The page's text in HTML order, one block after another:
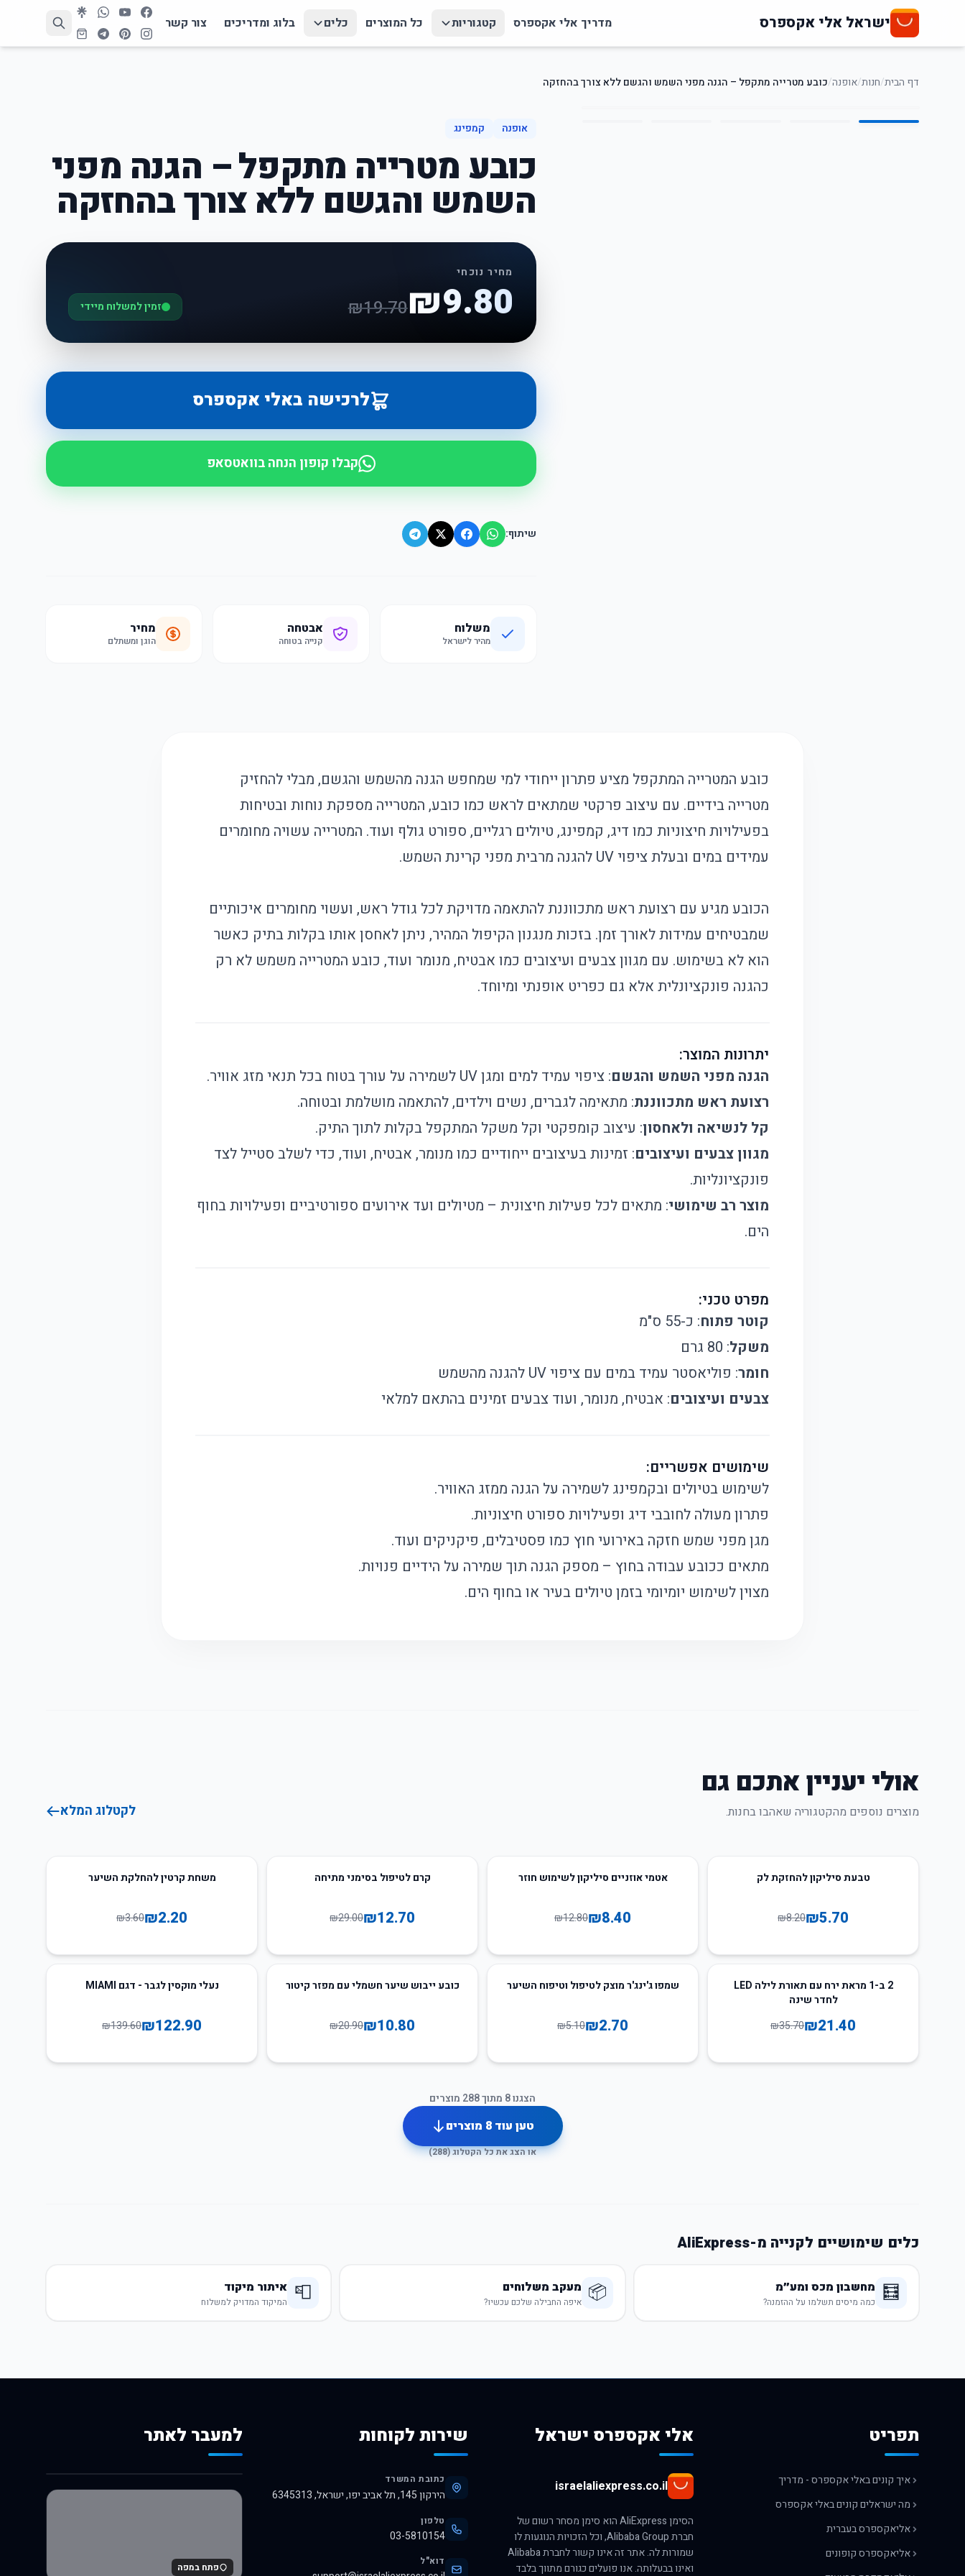
ישראל אלי אקספרס מדריך אלי אקספרס קטגוריות כל המוצרים כלים בלוג ומדריכים צור קשר
דף הבית/חנות/אופנה/כובע מטרייה מתקפל – הגנה מפני השמש והגשם ללא צורך בהחזקה
1
/
5
אופנה קמפינג
כובע מטרייה מתקפל – הגנה מפני
השמש והגשם ללא צורך בהחזקה
מחיר נוכחי
₪9.80
₪19.70 זמין למשלוח מיידי
לרכישה באלי אקספרס
קבלו קופון הנחה בוואטסאפ
שיתוף:
משלוח
מהיר לישראל
אבטחה
קנייה בטוחה
מחיר
הוגן ומשתלם
כובע המטרייה המתקפל מציע פתרון ייחודי למי שמחפש הגנה מהשמש והגשם, מבלי להחזיק
מטרייה בידיים. עם עיצוב פרקטי שמתאים לראש כמו כובע, המטרייה מספקת נוחות ובטיחות
בפעילויות חיצוניות כמו דיג, קמפינג, טיולים רגליים, ספורט גולף ועוד. המטרייה עשויה מחומרים
עמידים במים ובעלת ציפוי UV להגנה מרבית מפני קרינת השמש.
הכובע מגיע עם רצועת ראש מתכווננת להתאמה מדויקת לכל גודל ראש, ועשוי מחומרים איכותיים
שמבטיחים עמידות לאורך זמן. בזכות מנגנון הקיפול המהיר, ניתן לאחסן אותו בקלות בתיק כאשר
הוא לא בשימוש. עם מגוון צבעים ועיצובים כמו אבטיח, מנומר ועוד, כובע המטרייה משמש לא רק
כהגנה פונקציונלית אלא גם כפריט אופנתי ומיוחד.
יתרונות המוצר:
הגנה מפני השמש והגשם: ציפוי עמיד למים ומגן UV לשמירה על עורך בטוח בכל תנאי מזג אוויר.
רצועת ראש מתכווננת: מתאימה לגברים, נשים וילדים, להתאמה מושלמת ובטוחה.
קל לנשיאה ולאחסון: עיצוב קומפקטי וקל משקל המתקפל בקלות לתוך התיק.
מגוון צבעים ועיצובים: זמינות בעיצובים ייחודיים כמו מנומר, אבטיח, ועוד, כדי לשלב סטייל לצד
פונקציונליות.
מוצר רב שימושי: מתאים לכל פעילות חיצונית – מטיולים ועד אירועים ספורטיביים ופעילויות בחוף
הים.
מפרט טכני:
קוטר פתוח: כ-55 ס"מ
משקל: 80 גרם
חומר: פוליאסטר עמיד במים עם ציפוי UV להגנה מהשמש
צבעים ועיצובים: אבטיח, מנומר, ועוד צבעים זמינים בהתאם למלאי
שימושים אפשריים:
לשימוש בטיולים ובקמפינג לשמירה על הגנה ממזג האוויר.
פתרון מעולה לחובבי דיג ופעילויות ספורט חיצוניות.
מגן מפני שמש חזקה באירועי חוץ כמו פסטיבלים, פיקניקים ועוד.
מתאים ככובע עבודה בחוץ – מספק הגנה תוך שמירה על הידיים פנויות.
מצוין לשימוש יומיומי בזמן טיולים בעיר או בחוף הים.
אולי יעניין אתכם גם
מוצרים נוספים מהקטגוריה שאהבו בחנות. לקטלוג המלא
טבעת סיליקון להחזקת לק
₪5.70
₪8.20
אטמי אוזניים סיליקון לשימוש חוזר
₪8.40
₪12.80
קרם לטיפול בסימני מתיחה
₪12.70
₪29.00
משחת קרטין להחלקת השיער
₪2.20
₪3.60
40
2 ב-1 מראת ירח עם תאורת לילה LED
לחדר שינה
₪21.40
₪35.70
47
שמפו ג'ינג'ר מוצק לטיפול וטיפוח השיער
₪2.70
₪5.10
48
כובע ייבוש שיער חשמלי עם מפזר קיטור
₪10.80
₪20.90
נעלי מוקסין לגבר - דגם MIAMI
₪122.90
₪139.60
הצגנו8 מתוך288 מוצרים
טען עוד8 מוצרים
או הצג את כל הקטלוג (288
)
כלים שימושיים לקנייה מ-AliExpress
🧮 מחשבון מכס ומע״מ
כמה מיסים תשלמו על ההזמנה? 📦 מעקב משלוחים
איפה החבילה שלכם עכשיו? 📮 איתור מיקוד
המיקוד המדויק למשלוח
תפריט
איך קונים באלי אקספרס - מדריך
מה ישראלים קונים באלי אקספרס
אליאקספרס בעברית
אליאקספרס קופונים
אלי אקספרס ישראל
israelaliexpress.co.il
הסימן AliExpress הוא סימן מסחר רשום של
חברת Alibaba Group, וכל הזכויות הנוגעות לו
שמורות לה. אתר זה אינו קשור לחברת Alibaba
ואינו בבעלותה. אנו פועלים כגורם מתווך בלבד
שירות לקוחות
כתובת המשרד
הירקון 145, תל אביב יפו, ישראל, 6345313
טלפון
03-5810154
דוא"ל
למעבר לאתר
לרכישה באלי אקספרס
פתח במפה